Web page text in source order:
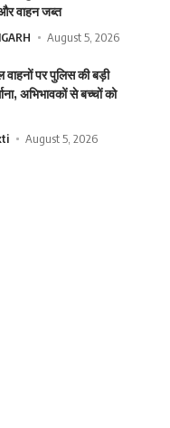
वाहन जब्त
August 5, 2026
पर पुलिस की बड़ी
अभिभावकों से बच्चों को
August 5, 2026